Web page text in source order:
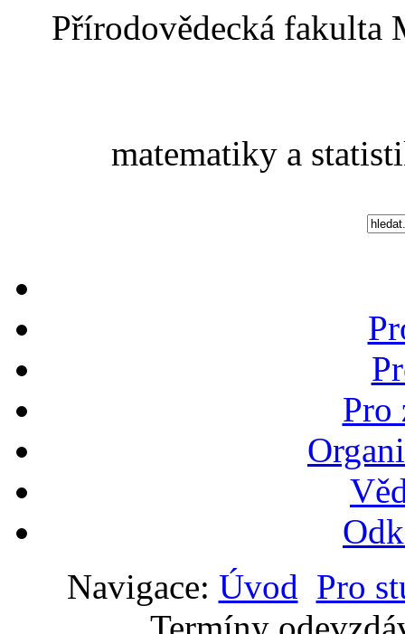
Přírodovědecká fakulta
matematiky a
Pro
Navigace: Úvod Pro